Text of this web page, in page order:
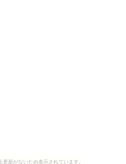
新がないため表示されています。